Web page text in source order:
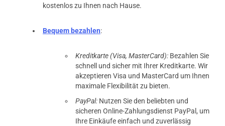
kostenlos zu Ihnen nach Hause.
Bequem bezahlen:
Kreditkarte (Visa, MasterCard): Bezahlen Sie
schnell und sicher mit Ihrer Kreditkarte. Wir
akzeptieren Visa und MasterCard um Ihnen
maximale Flexibilität zu bieten.
PayPal: Nutzen Sie den beliebten und
sicheren Online-Zahlungsdienst PayPal, um
Ihre Einkäufe einfach und zuverlässig